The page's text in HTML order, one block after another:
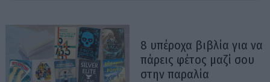
8 υπέροχα βιβλία για να
πάρεις φέτος μαζί σου
στην παραλία